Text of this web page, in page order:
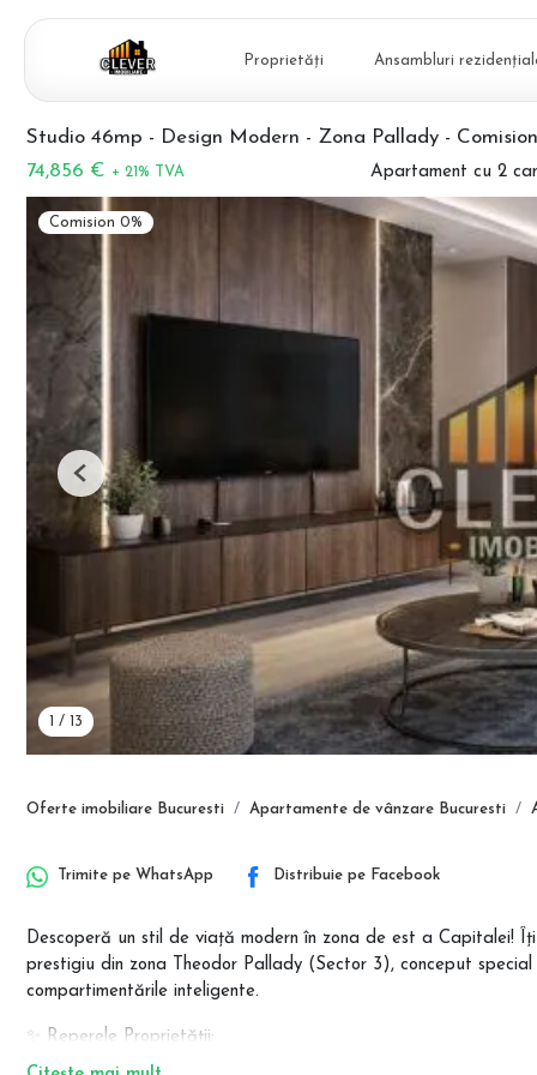
Proprietăți Ansambluri
Studio 46mp - Design Modern - Zona Pallady -
74,856 € + 21% TVA Apartament cu 2
Comision 0%
/ 13
Previous
Oferte imobiliare Bucuresti Apartamente de vânzare Bucuresti
Trimite pe WhatsApp Distribuie pe Facebook
Descoperă un stil de viață modern în zona de est a Capitalei!
prestigiu din zona Theodor Pallady (Sector 3), conceput
compartimentările inteligente.
✨ Reperele Proprietății:
Suprafață Utilă: 40.95 mp + Balcon de 5.20 mp.